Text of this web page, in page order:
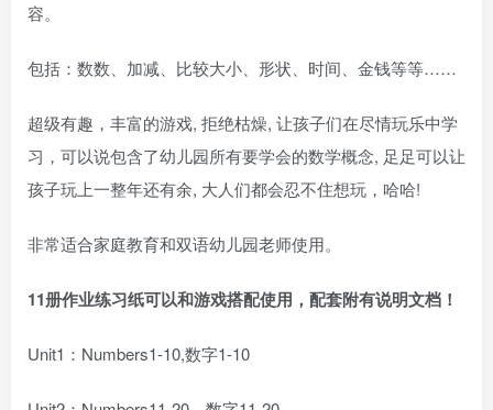
容。
包括：数数、加减、比较大小、形状、时间、金钱等等……
超级有趣，丰富的游戏, 拒绝枯燥, 让孩子们在尽情玩乐中学
习，可以说包含了幼儿园所有要学会的数学概念, 足足可以让
孩子玩上一整年还有余, 大人们都会忍不住想玩，哈哈!
非常适合家庭教育和双语幼儿园老师使用。
11册作业练习纸可以和游戏搭配使用，配套附有说明文档！
Unit1：Numbers1-10,数字1-10